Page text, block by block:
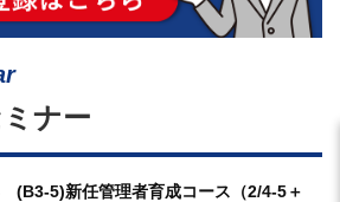
ナー
5)新任管理者育成コース（2/4-5＋